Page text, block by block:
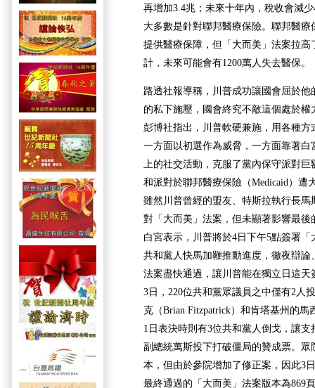
再增加3.4兆；未來十年內，稅收會減
大多數是針對聯邦醫療保險。 聯邦醫療
提供醫療保障，但「大而美」法案拉
計，未來可能會有1200萬人失去醫保。
路透社報導稱，川普成功讓國會屈於
的私下施壓，國會終究不敵這個處於權
彭博社指出，川普軟硬兼施，用各種
一方面以初選作為威脅，一方面靠著
上的社交活動，克服了黨內保守派對
和派對於聯邦醫療保險（Medicaid）遭
雖然川普曾經的盟友、特斯拉執行長馬
對「大而美」法案，但未顯著影響最後
白宮表示，川普將於4日下午5點簽署
共和黨人快馬加鞭推動進度，徹夜辯
法案盡快通過，讓川普能在獨立日這天
3日，220位共和黨眾議員之中僅有2人
克（Brian Fitzpatrick）和肯塔基州的馬
1日表決時則有3位共和黨人倒戈，讓
副總統萬斯投下打破僵局的贊成票。
本，但由於參院增加了修正案，因此3
最終通過的「大而美」法案版本為869